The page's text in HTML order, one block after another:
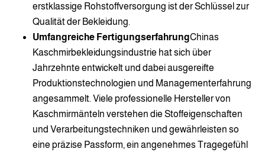
erstklassige Rohstoffversorgung ist der Schlüssel zur
Qualität der Bekleidung.
Umfangreiche FertigungserfahrungChinas
Kaschmirbekleidungsindustrie hat sich über
Jahrzehnte entwickelt und dabei ausgereifte
Produktionstechnologien und Managementerfahrung
angesammelt. Viele professionelle Hersteller von
Kaschmirmänteln verstehen die Stoffeigenschaften
und Verarbeitungstechniken und gewährleisten so
eine präzise Passform, ein angenehmes Tragegefühl